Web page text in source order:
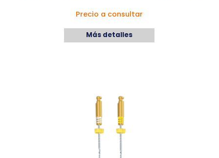
Precio a consultar
Más detalles